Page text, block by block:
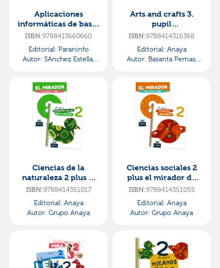
Aplicaciones
informáticas de bases
de datos relacionales.
2019·administración
y gestión
ISBN:9788413660660
Editorial: Paraninfo
Autor: SÁnchez Estella,
Arts and crafts 3.
pupil
book·primaria.3er
ISBN:9788414316368
Editorial: Anaya
Autor: Basanta Pernas,
Ciencias de la
naturaleza 2 plus el
mirador de castilla y
·mira
ISBN:9788414351017
Editorial: Anaya
Autor: Grupo Anaya
Ciencias sociales 2
plus el mirador de
castilla y
·mira
ISBN:9788414351055
Editorial: Anaya
Autor: Grupo Anaya